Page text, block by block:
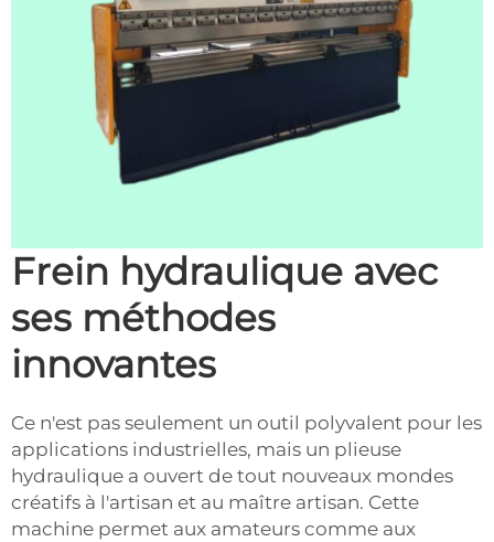
Frein hydraulique avec
ses méthodes
innovantes
Ce n'est pas seulement un outil polyvalent pour les
applications industrielles, mais un plieuse
hydraulique a ouvert de tout nouveaux mondes
créatifs à l'artisan et au maître artisan. Cette
machine permet aux amateurs comme aux